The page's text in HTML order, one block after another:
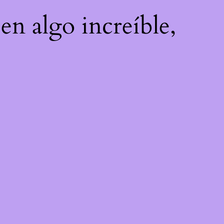
en algo increíble,